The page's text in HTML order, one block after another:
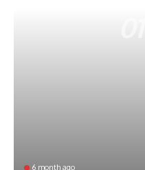
6 month ago